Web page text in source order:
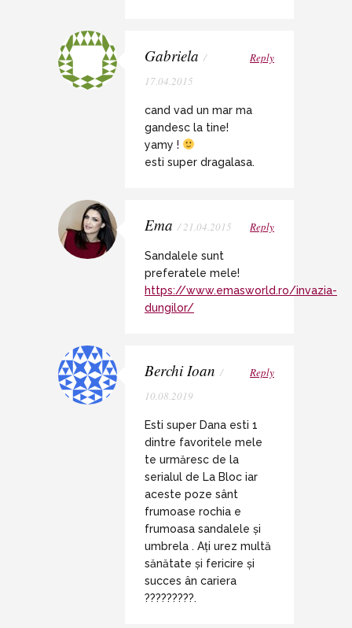
Gabriela /
17.04.2015
Reply
cand vad un mar ma
gandesc la tine!
yamy !
esti super dragalasa.
Ema / 21.04.2015 Reply
Sandalele sunt
preferatele mele!
https://www.emasworld.ro/invazia-
dungilor/
Berchi Ioan /
10.08.2019
Reply
Esti super Dana esti 1
dintre favoritele mele
te urmăresc de la
serialul de La Bloc iar
aceste poze sânt
frumoase rochia e
frumoasa sandalele și
umbrela . Ați urez multă
sănătate și fericire și
succes ân cariera
?????????.